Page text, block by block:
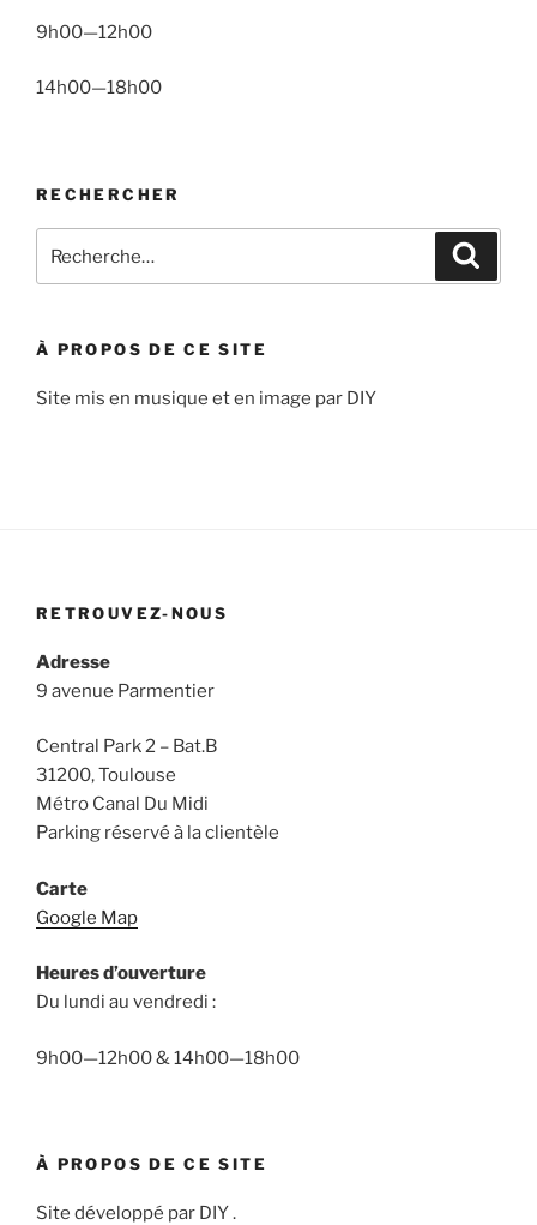
9h00—12h00
14h00—18h00
RECHERCHER
pour
À PROPOS DE CE SITE
Site mis en musique et en image par DIY
RETROUVEZ-NOUS
Adresse
9 avenue Parmentier
Central Park 2 – Bat.B
31200, Toulouse
Métro Canal Du Midi
Parking réservé à la clientèle
Carte
Google Map
Heures d’ouverture
Du lundi au vendredi :
9h00—12h00 & 14h00—18h00
À PROPOS DE CE SITE
Site développé par DIY .